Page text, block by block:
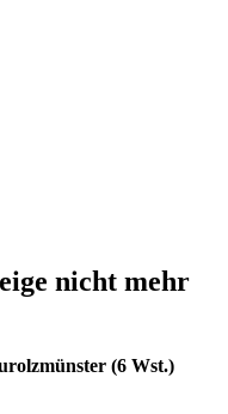
nicht mehr
(6 Wst.)